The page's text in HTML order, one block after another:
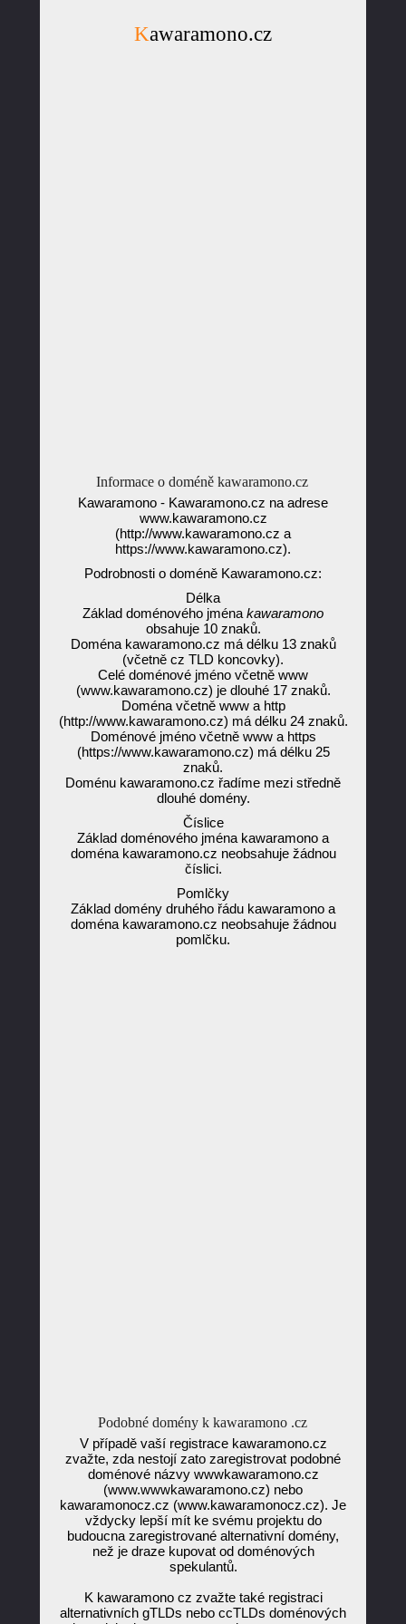
Kawaramono.cz
Informace o doméně kawaramono.cz
Kawaramono - Kawaramono.cz na adrese
www.kawaramono.cz
(http://www.kawaramono.cz a
https://www.kawaramono.cz).
Podrobnosti o doméně Kawaramono.cz:
Délka
Základ doménového jména kawaramono
obsahuje 10 znaků.
Doména kawaramono.cz má délku 13 znaků
(včetně cz TLD koncovky).
Celé doménové jméno včetně www
(www.kawaramono.cz) je dlouhé 17 znaků.
Doména včetně www a http
(http://www.kawaramono.cz) má délku 24 znaků.
Doménové jméno včetně www a https
(https://www.kawaramono.cz) má délku 25
znaků.
Doménu kawaramono.cz řadíme mezi středně
dlouhé domény.
Číslice
Základ doménového jména kawaramono a
doména kawaramono.cz neobsahuje žádnou
číslici.
Pomlčky
Základ domény druhého řádu kawaramono a
doména kawaramono.cz neobsahuje žádnou
pomlčku.
Podobné domény k kawaramono .cz
V případě vaší registrace kawaramono.cz
zvažte, zda nestojí zato zaregistrovat podobné
doménové názvy wwwkawaramono.cz
(www.wwwkawaramono.cz) nebo
kawaramonocz.cz (www.kawaramonocz.cz). Je
vždycky lepší mít ke svému projektu do
budoucna zaregistrované alternativní domény,
než je draze kupovat od doménových
spekulantů.
K kawaramono cz zvažte také registraci
alternativních gTLDs nebo ccTLDs doménových